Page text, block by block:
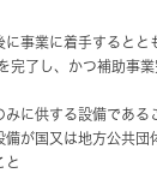
に事業に着手すると
完了し、かつ補助事
に供する設備である
備が国又は地方公共団
と